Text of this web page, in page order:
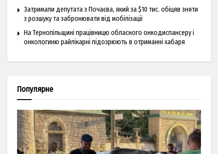
Затримали депутата з Почаєва, який за $10 тис. обіцяв зняти
з розшуку та забронювати від мобілізації
На Тернопільщині працівницю обласного онкодиспансеру і
онкологиню райлікарні підозрюють в отриманні хабаря
Популярне